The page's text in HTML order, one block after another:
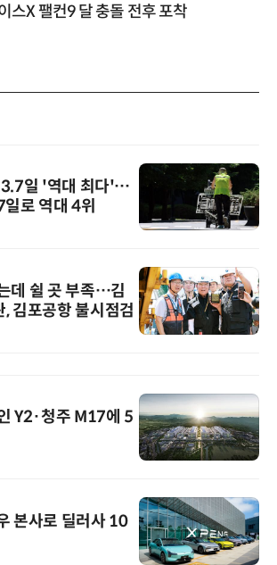
스X 팰컨9 달 충돌 전후 포착
일 '역대 최다'…
로 역대 4위
데 쉴 곳 부족…김
김포공항 불시점검
Y2·청주 M17에 5
본사로 딜러사 10